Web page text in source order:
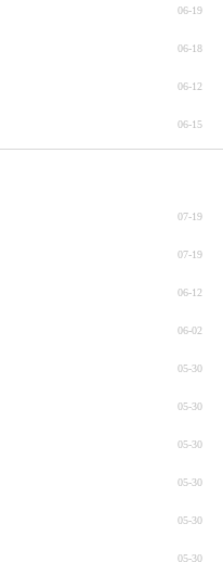
06-19
06-18
06-12
06-15
07-19
07-19
06-12
06-02
05-30
05-30
05-30
05-30
05-30
05-30